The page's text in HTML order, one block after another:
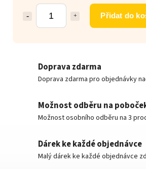
Přidat do
Doprava zdarma
Doprava zdarma pro objednávky
Možnost odběru na
Možnost osobního odběru na 3
Dárek ke každé objednávce
Malý dárek ke každé objednávce